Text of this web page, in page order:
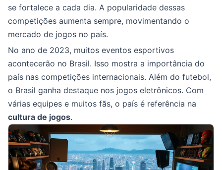
se fortalece a cada dia. A popularidade dessas
competições aumenta sempre, movimentando o
mercado de jogos no país.
No ano de 2023, muitos eventos esportivos
acontecerão no Brasil. Isso mostra a importância do
país nas competições internacionais. Além do futebol,
o Brasil ganha destaque nos jogos eletrônicos. Com
várias equipes e muitos fãs, o país é referência na
cultura de jogos.